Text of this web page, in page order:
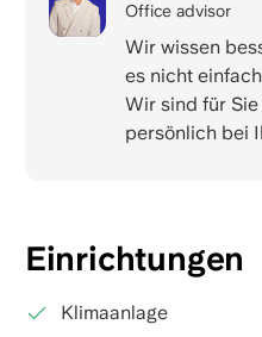
Office advisor
Wir wissen
es nicht
Wir sind für
persönlich bei
Einrichtungen
Klimaanlage